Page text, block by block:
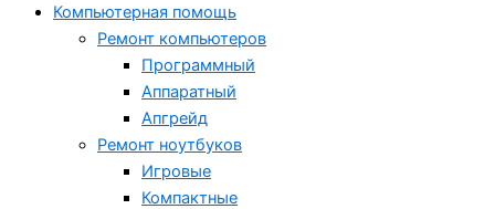
Компьютерная помощь
Ремонт компьютеров
Программный
Аппаратный
Апгрейд
Ремонт ноутбуков
Игровые
Компактные